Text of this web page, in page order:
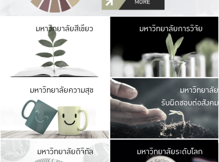
มหาวิทยาลัยสีเขียว มหาวิ
มีพื้นที่เขียวสดใส
เป็นป่าในเมือง เกษต
มหาวิทยาลัยการวิจัย
มหาวิทยาลัยความสุข มหาวิ
ค
เปิดประ
และพบเรื่องราวใ
มหาวิทยาลัย
รับผิดชอบต่อสังคม
มหาวิทยาลัยดิจิทัล มหาวิ
มหาวิทยาลัยระดับโลก